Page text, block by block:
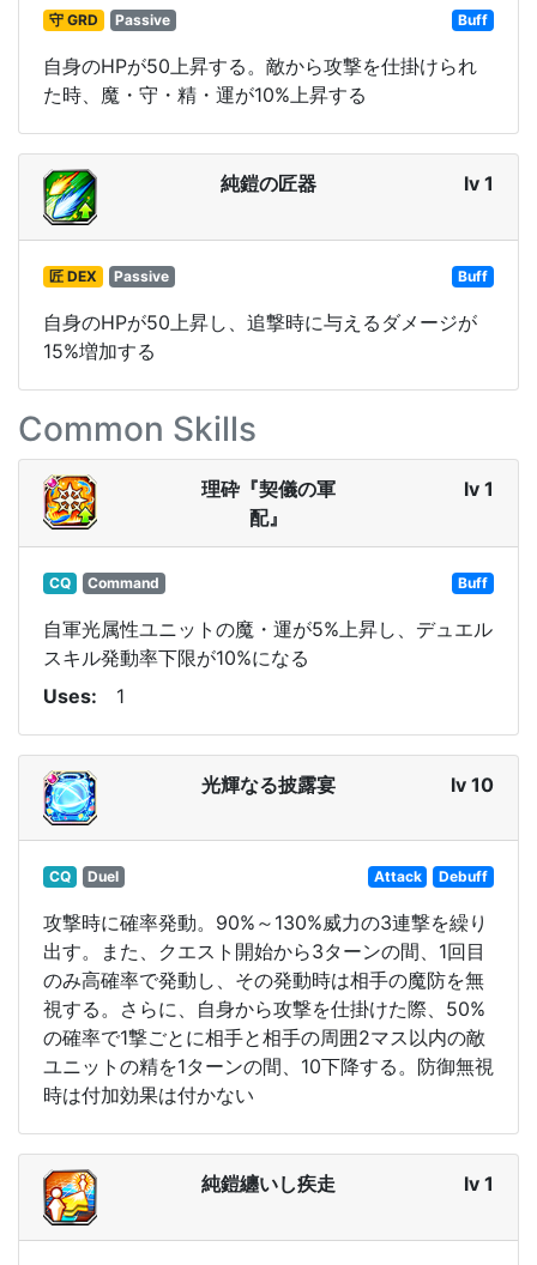
守 GRD Passive Buff
自身のHPが50上昇する。敵から攻撃を仕掛けられ
た時、魔・守・精・運が10%上昇する
純鎧の匠器 lv 1
匠 DEX Passive Buff
自身のHPが50上昇し、追撃時に与えるダメージが
15%増加する
Common Skills
理砕『契儀の軍
配』
lv 1
CQ Command Buff
自軍光属性ユニットの魔・運が5%上昇し、デュエル
スキル発動率下限が10%になる
Uses
1
光輝なる披露宴 lv 10
CQ Duel Attack Debuff
攻撃時に確率発動。90%～130%威力の3連撃を繰り
出す。また、クエスト開始から3ターンの間、1回目
のみ高確率で発動し、その発動時は相手の魔防を無
視する。さらに、自身から攻撃を仕掛けた際、50%
の確率で1撃ごとに相手と相手の周囲2マス以内の敵
ユニットの精を1ターンの間、10下降する。防御無視
時は付加効果は付かない
純鎧纏いし疾走 lv 1